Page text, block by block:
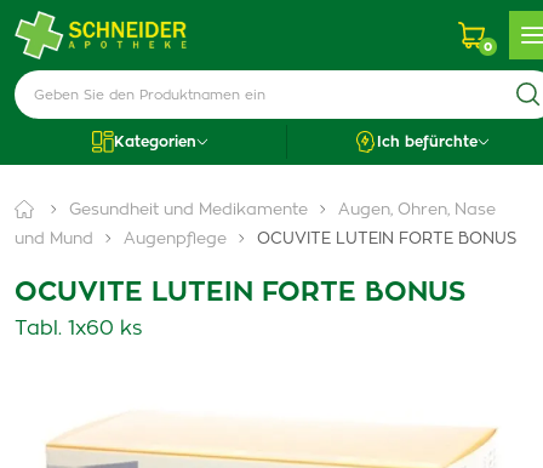
0
Kategorien Ich befürchte
Gesundheit und Medikamente
Augen, Ohren, Nase
und Mund
Augenpflege OCUVITE LUTEIN FORTE BONUS
OCUVITE LUTEIN FORTE BONUS
Tabl. 1x60 ks